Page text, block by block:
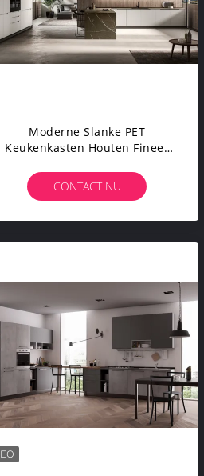
Moderne Slanke PET
Keukenkasten Houten Fineer
CONTACT NU